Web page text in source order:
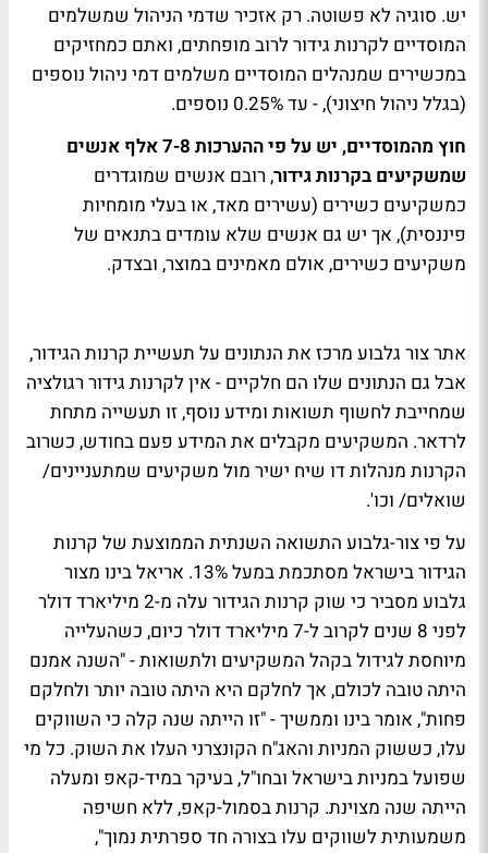
יש. סוגיה לא פשוטה. רק אזכיר שדמי הניהול שמשלמים
המוסדיים לקרנות גידור לרוב מופחתים, ואתם כמחזיקים
במכשירים שמנהלים המוסדיים משלמים דמי ניהול נוספים
(בגלל ניהול חיצוני), - עד 0.25% נוספים.
חוץ מהמוסדיים, יש על פי ההערכות 7-8 אלף אנשים
שמשקיעים בקרנות גידור, רובם אנשים שמוגדרים
כמשקיעים כשירים (עשירים מאד, או בעלי מומחיות
פיננסית), אך יש גם אנשים שלא עומדים בתנאים של
משקיעים כשירים, אולם מאמינים במוצר, ובצדק.
אתר צור גלבוע מרכז את הנתונים על תעשיית קרנות הגידור,
אבל גם הנתונים שלו הם חלקיים - אין לקרנות גידור רגולציה
שמחייבת לחשוף תשואות ומידע נוסף, זו תעשייה מתחת
לרדאר. המשקיעים מקבלים את המידע פעם בחודש, כשרוב
הקרנות מנהלות דו שיח ישיר מול משקיעים שמתעניינים/
שואלים/ וכו'.
על פי צור-גלבוע התשואה השנתית הממוצעת של קרנות
הגידור בישראל מסתכמת במעל 13%. אריאל בינו מצור
גלבוע מסביר כי שוק קרנות הגידור עלה מ-2 מיליארד דולר
לפני 8 שנים לקרוב ל-7 מיליארד דולר כיום, כשהעלייה
מיוחסת לגידול בקהל המשקיעים ולתשואות - "השנה אמנם
היתה טובה לכולם, אך לחלקם היא היתה טובה יותר ולחלקם
פחות", אומר בינו וממשיך - "זו הייתה שנה קלה כי השווקים
עלו, כששוק המניות והאג"ח הקונצרני העלו את השוק. כל מי
שפועל במניות בישראל ובחו"ל, בעיקר במיד-קאפ ומעלה
הייתה שנה מצוינת. קרנות בסמול-קאפ, ללא חשיפה
משמעותית לשווקים עלו בצורה חד ספרתית נמוך",